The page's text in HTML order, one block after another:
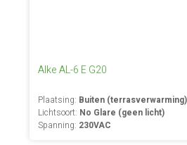
Alke AL-6 E G20
Plaatsing: Buiten (terrasverwarming)
Lichtsoort: No Glare (geen licht)
Spanning: 230VAC